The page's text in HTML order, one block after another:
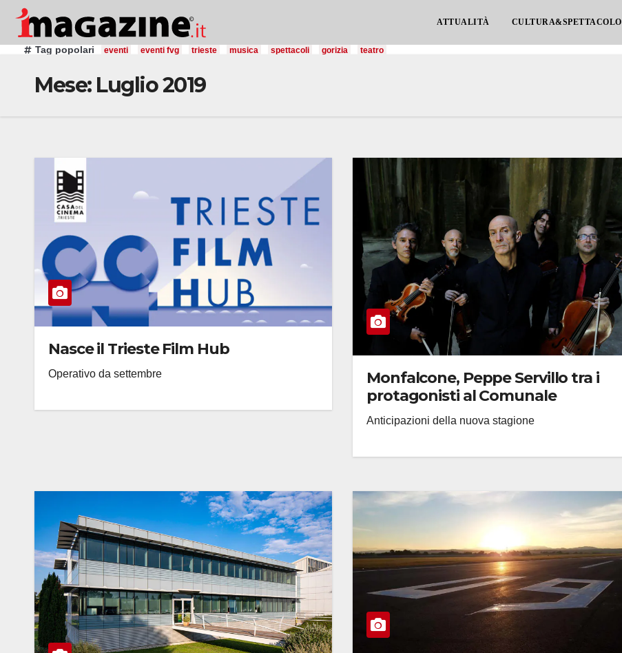
contenuto
ATTUALITÀ CULTURA&SPETTACOLO
Tag popolari eventi eventi fvg trieste musica spettacoli gorizia teatro
Mese: Luglio 2019
Nasce il Trieste Film Hub
Operativo da settembre
Monfalcone, Peppe Servillo tra i
protagonisti al Comunale
Anticipazioni della nuova stagione